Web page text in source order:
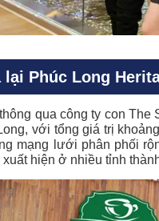
lại Phúc Long
qua công ty con
với tổng giá trị
mạng lưới phân phối
hiện ở nhiều tỉnh